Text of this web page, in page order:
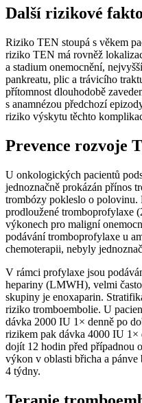
Další rizikové
Riziko TEN stoupá s věkem
riziko TEN má rovněž
a stadium onemocnění,
pankreatu, plic a trávicího
přítomnost dlouhodobě
s anamnézou předchozí
riziko výskytu těchto
Prevence rozvoje
U onkologických pacientů
jednoznačně prokázán přínos
trombózy pokleslo o polovinu.
prodloužené tromboprofylaxe
výkonech pro maligní
podávání tromboprofylaxe u
chemoterapii, nebyly
V rámci profylaxe jsou
hepariny (LMWH), velmi
skupiny je enoxaparin.
riziko tromboembolie. U
dávka 2000 IU 1× denně po
rizikem pak dávka 4000 IU 1×
dojít 12 hodin před případnou
výkon v oblasti břicha a
4 týdny.